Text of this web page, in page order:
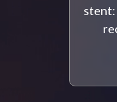
stent: